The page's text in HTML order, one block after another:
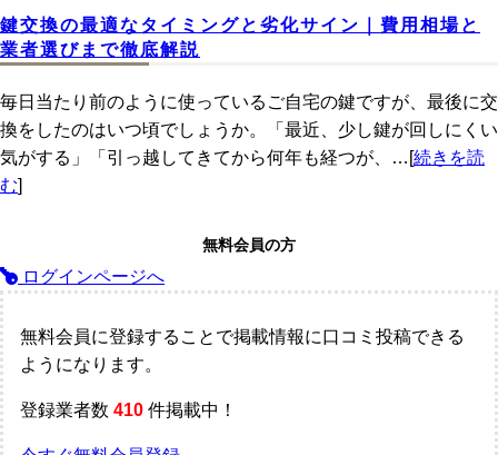
鍵交換の最適なタイミングと劣化サイン｜費用相場と
業者選びまで徹底解説
毎日当たり前のように使っているご自宅の鍵ですが、最後に交
換をしたのはいつ頃でしょうか。「最近、少し鍵が回しにくい
気がする」「引っ越してきてから何年も経つが、…[続きを読
む]
無料会員の方
ログインページへ
無料会員に登録することで掲載情報に口コミ投稿できる
ようになります。
登録業者数 410 件掲載中！